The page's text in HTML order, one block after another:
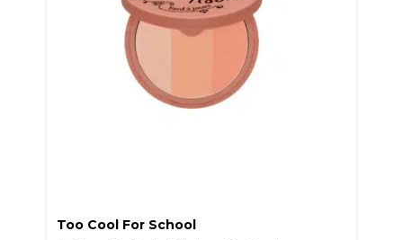
Too Cool For School